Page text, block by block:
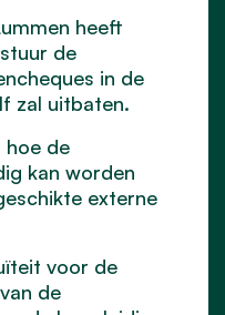
heeft
de
in de
zal uitbaten.
hoe de
kan worden
externe
voor de
de